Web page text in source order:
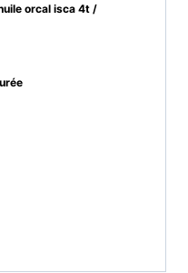
orcal isca 4t /